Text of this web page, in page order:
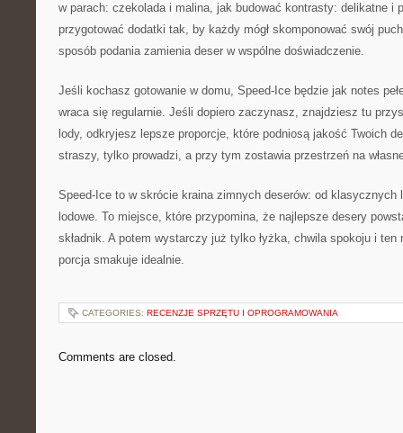
w parach: czekolada i malina, jak budować kontrasty: delikatne i
przygotować dodatki tak, by każdy mógł skomponować swój
sposób podania zamienia deser w wspólne doświadczenie.
Jeśli kochasz gotowanie w domu, Speed-Ice będzie jak notes
wraca się regularnie. Jeśli dopiero zaczynasz, znajdziesz tu
lody, odkryjesz lepsze proporcje, które podniosą jakość Twoich
straszy, tylko prowadzi, a przy tym zostawia przestrzeń na
Speed-Ice to w skrócie kraina zimnych deserów: od klasycznych
lodowe. To miejsce, które przypomina, że najlepsze desery
składnik. A potem wystarczy już tylko łyżka, chwila spokoju i ten
porcja smakuje idealnie.
CATEGORIES: RECENZJE SPRZĘTU I OPROGRAMOWANIA
Comments are closed.